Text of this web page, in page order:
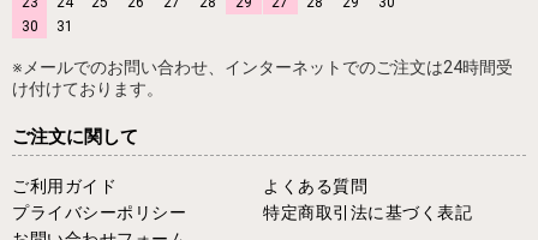
30
31
※メールでのお問い合わせ、インターネットでのご注文は24時間受
け付けております。
ご注文に関して
ご利用ガイド
よくある質問
プライバシーポリシー
特定商取引法に基づく表記